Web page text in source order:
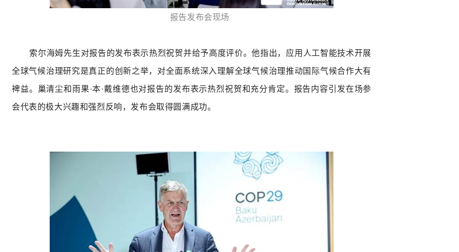
报告发布会现场
索尔海姆先生对报告的发布表示热烈祝贺并给予高度评价。他指出，应用人工智能技术开展
全球气候治理研究是真正的创新之举，对全面系统深入理解全球气候治理推动国际气候合作大有
裨益。巢清尘和雨果 ·本·戴维德也对报告的发布表示热烈祝贺和充分肯定。报告内容引发在场参
会代表的极大兴趣和强烈反响，发布会取得圆满成功。